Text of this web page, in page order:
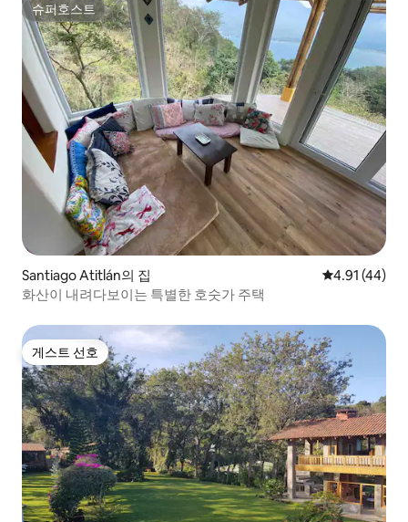
슈퍼호스트
슈퍼호스트
Santiago Atitlán의 집 평점 4.91점
4.91 (44)
화산이 내려다보이는 특별한 호숫가 주택
게스트 선호
게스트 선호